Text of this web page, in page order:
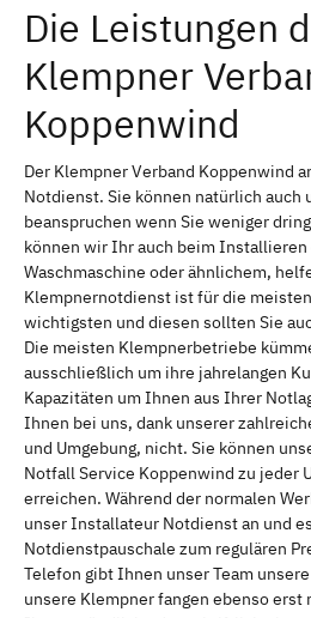
Die Leistungen
Klempner
Koppenwind
Der Klempner Verband Koppenwind
Notdienst. Sie können natürlich auch
beanspruchen wenn Sie weniger
können wir Ihr auch beim Installieren
Waschmaschine oder ähnlichem,
Klempnernotdienst ist für die
wichtigsten und diesen sollten Sie
Die meisten Klempnerbetriebe
ausschließlich um ihre jahrelangen
Kapazitäten um Ihnen aus Ihrer
Ihnen bei uns, dank unserer
und Umgebung, nicht. Sie können
Notfall Service Koppenwind zu jeder
erreichen. Während der normalen
unser Installateur Notdienst an und
Notdienstpauschale zum regulären
Telefon gibt Ihnen unser Team
unsere Klempner fangen ebenso erst